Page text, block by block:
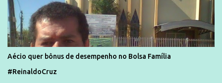
Aécio quer bônus de desempenho no Bolsa Família
#ReinaldoCruz